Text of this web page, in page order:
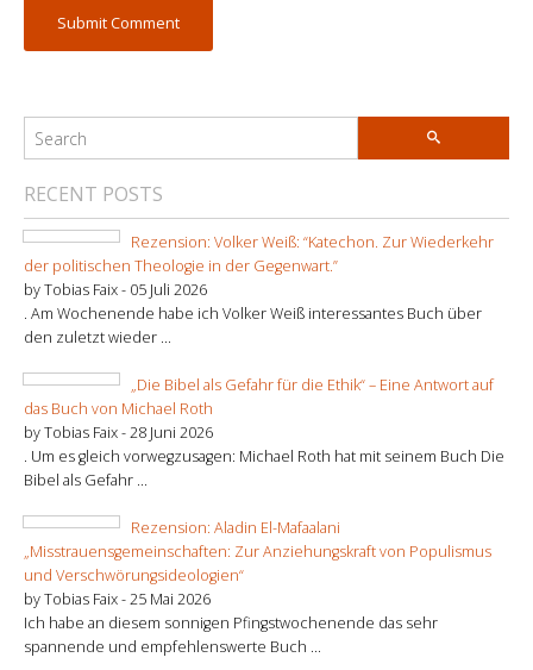
RECENT POSTS
Rezension: Volker Weiß: “Katechon. Zur Wiederkehr
der politischen Theologie in der Gegenwart.”
by Tobias Faix - 05 Juli 2026
. Am Wochenende habe ich Volker Weiß interessantes Buch über
den zuletzt wieder ...
„Die Bibel als Gefahr für die Ethik“ – Eine Antwort auf
das Buch von Michael Roth
by Tobias Faix -28 Juni 2026
. Um es gleich vorwegzusagen: Michael Roth hat mit seinem Buch Die
Bibel als Gefahr ...
Rezension: Aladin El-Mafaalani
„Misstrauensgemeinschaften: Zur Anziehungskraft von Populismus
und Verschwörungsideologien“
by Tobias Faix -25 Mai 2026
Ich habe an diesem sonnigen Pfingstwochenende das sehr
spannende und empfehlenswerte Buch ...